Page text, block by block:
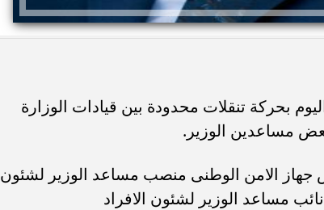
بحركة تنقلات محدودة بين قيادات الوزارة
مساعدين الوزير.
جهاز الامن الوطنى منصب مساعد الوزير لشئون
مساعد الوزير لشئون الافراد